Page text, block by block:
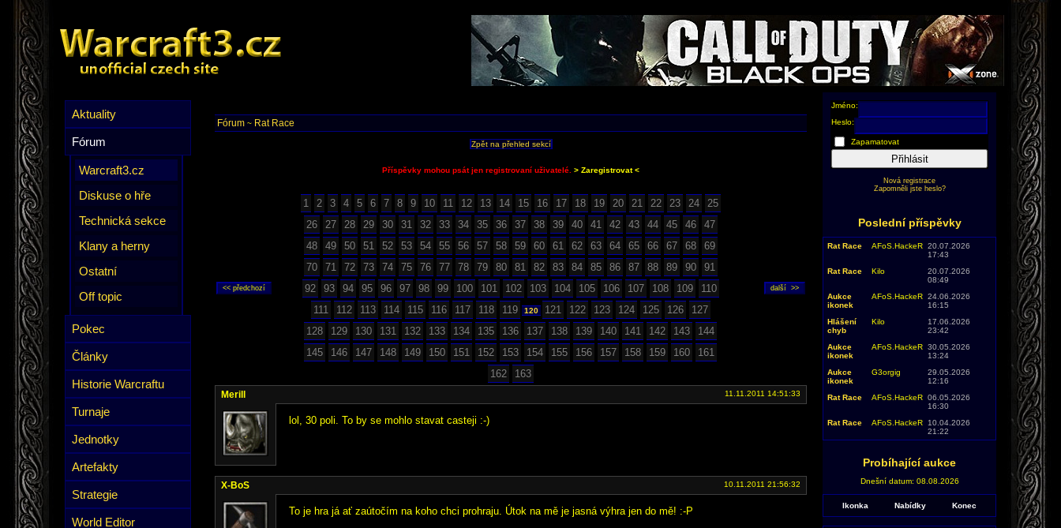
Aktuality
Fórum
Warcraft3.cz
Diskuse o hře
Technická sekce
Klany a herny
Ostatní
Off topic
Pokec
Články
Historie Warcraftu
Turnaje
Jednotky
Artefakty
Strategie
World Editor
Fórum ~ Rat Race
Zpět na přehled sekcí
Příspěvky mohou psát jen registrovaní uživatelé. > Zaregistrovat <
1 2 3 4 5 6 7 8 9 10 11 12 13 14 15 16 17 18 19 20 21 22 23 24
25
26
27 28 29 30 31 32 33 34 35 36 37 38 39 40 41 42 43 44 45 46
47
48
49 50 51 52 53 54 55 56 57 58 59 60 61 62 63 64 65 66 67 68
69
70
71 72 73 74 75 76 77 78 79 80 81 82 83 84 85 86 87 88 89 90
91
92
93 94 95 96 97 98 99 100 101 102 103 104 105 106 107 108 109
110
111
112 113 114 115 116 117 118 119 120 121 122 123 124 125 126
127
128
129 130 131 132 133 134 135 136 137 138 139 140 141 142 143
144
145
146 147 148 149 150 151 152 153 154 155 156 157 158 159 160
161
162
163
Merill 11.11.2011 14:51:33
lol, 30 poli. To by se mohlo stavat casteji :-)
X-BoS 10.11.2011 21:56:32
To je hra já ať zaútočím na koho chci prohraju. Útok na mě je jasná výhra jen do mě! :-P
Jméno:
Heslo:
Zapamatovat
Přihlásit
Nová registrace
Zapomněli jste heslo?
Poslední příspěvky
Rat Race AFoS.HackeR 20.07.2026
17:43
Rat Race
Kilo
20.07.2026
08:49
Aukce
ikonek
AFoS.HackeR 24.06.2026
16:15
Hlášení
chyb
Kilo
17.06.2026
23:42
Aukce
ikonek
AFoS.HackeR 30.05.2026
13:24
Aukce
ikonek
G3orgig
29.05.2026
12:16
Rat Race
AFoS.HackeR 06.05.2026
16:30
Rat Race
AFoS.HackeR
10.04.2026
21:22
Probíhající aukce
Dnešní datum: 08.08.2026
Ikonka Nabídky Konec